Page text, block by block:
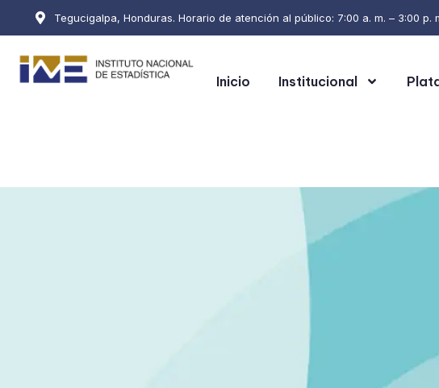
Tegucigalpa, Honduras. Horario de atención al público: 7:00 a. m. – 3:00 p.
Inicio Institucional